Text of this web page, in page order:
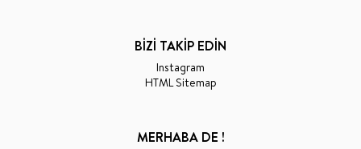
BİZİ TAKİP EDİN
Instagram
HTML Sitemap
MERHABA DE !